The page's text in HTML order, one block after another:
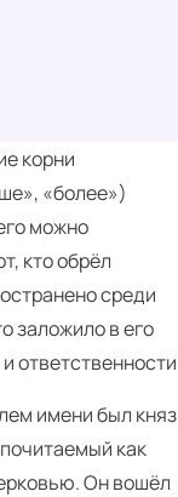
корни
«более»)
можно
кто обрёл
среди
заложило в его
имени был
как
Он вошёл